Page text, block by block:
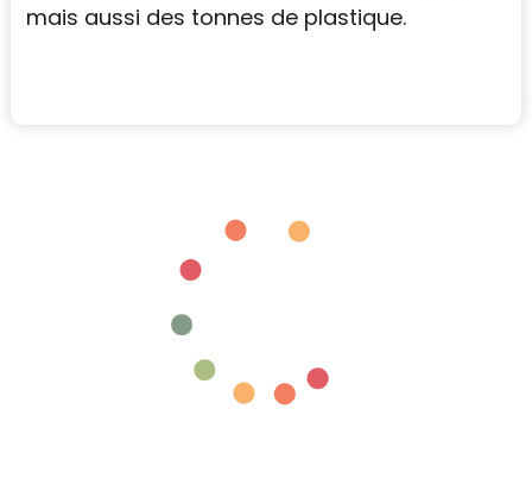
mais aussi des tonnes de plastique.